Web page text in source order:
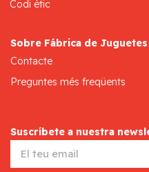
Codi ètic
Sobre Fábrica de Juguetes
Contacte
Preguntes més freqüents
Suscríbete a nuestra